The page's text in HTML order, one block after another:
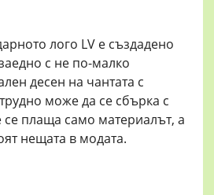
лого LV е създадено
с не по-малко
десен на чантата с
може да се сбърка с
плаща само материалът, а
нещата в модата.